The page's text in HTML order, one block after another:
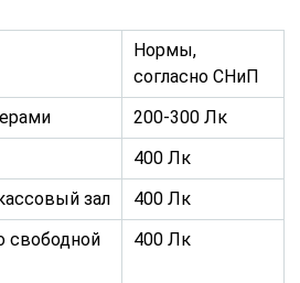
Нормы,
согласно СНиП
200-300 Лк
400 Лк
зал
400 Лк
свободной
400 Лк